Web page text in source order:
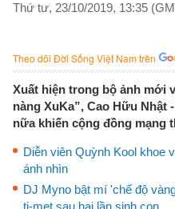
Thứ tư, 23/10/2019, 13:35
Theo dõi Đời Sống Việt Nam trên
Xuất hiện trong bộ ảnh mới
nàng XuKa”, Cao Hữu Nhật
nữa khiến cộng đồng mạng
Diễn viên Quỳnh Kool khoe
ánh nhìn
DJ Myno bật mí 'chế độ
ti-met sau hai lần sinh con